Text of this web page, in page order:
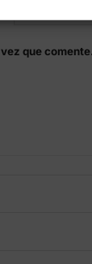
que comente.